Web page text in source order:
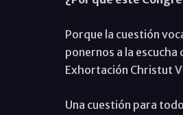
Porque la cuestión
ponernos a la escucha
Exhortación Christut
Una cuestión para